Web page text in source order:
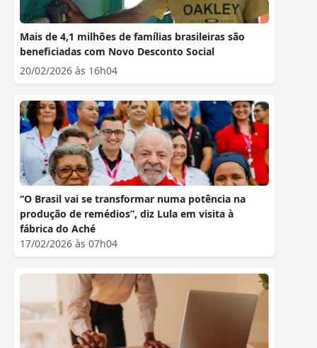
Mais de 4,1 milhões de famílias brasileiras são
beneficiadas com Novo Desconto Social
20/02/2026 às 16h04
“O Brasil vai se transformar numa potência na
produção de remédios”, diz Lula em visita à
fábrica do Aché
17/02/2026 às 07h04